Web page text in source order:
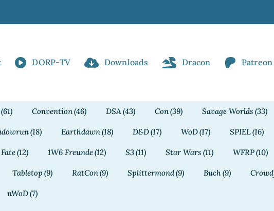
DORP-TV Downloads Dracon Patreon
(61) Convention(46) DSA(43) Con(39) Savage Worlds (33)
(18) Earthdawn(18) D&D(17) WoD(17) SPIEL(16)
Fate(12) 1W6 Freunde(12) S3(11) Star Wars (11) WFRP(10)
Tabletop (9) RatCon(9) Splittermond(9) Buch(9)
nWoD(7)